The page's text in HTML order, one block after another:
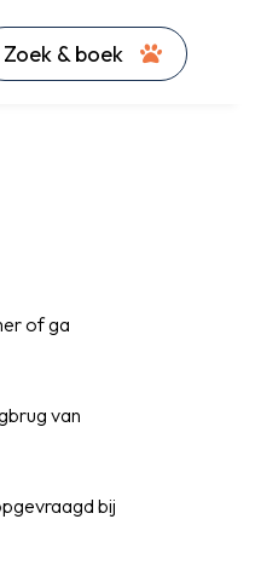
Zoek & boek
of ga
van
bij